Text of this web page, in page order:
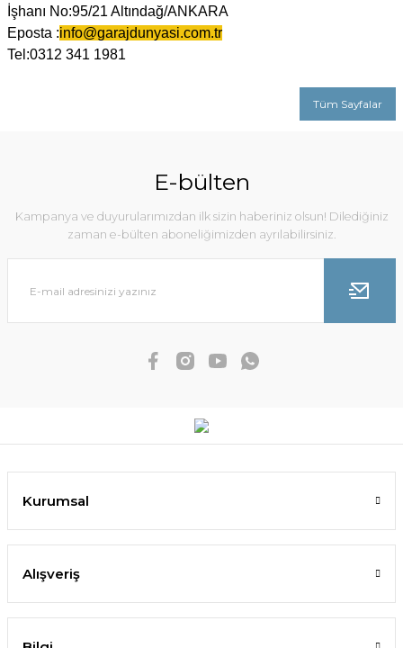
İşhanı No:95/21 Altındağ/ANKARA
Eposta :info@garajdunyasi.com.tr
Tel:0312 341 1981
Tüm Sayfalar
E-bülten
Kampanya ve duyurularımızdan ilk sizin haberiniz olsun! Dilediğiniz
zaman e-bülten aboneliğimizden ayrılabilirsiniz.
Kurumsal
Alışveriş